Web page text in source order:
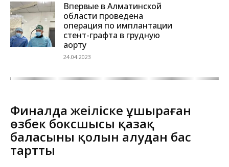
Впервые в Алматинской
области проведена
операция по имплантации
стент-графта в грудную
аорту
24.04.2023